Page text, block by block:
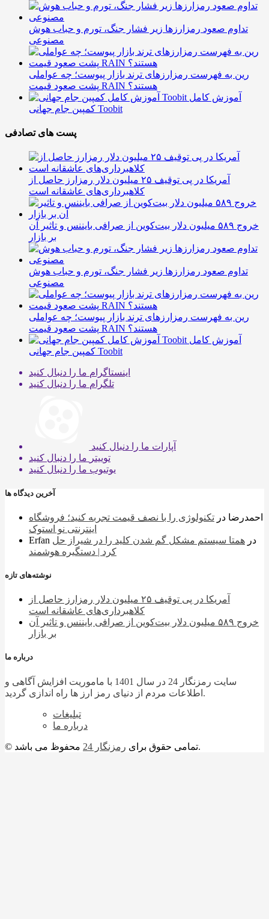
تداوم صعود رمزارزها زیر فشار جنگ، تورم و حباب هوش
مصنوعی
رین به فهرست رمزارزهای ترند بازار پیوست؛ چه عواملی
پشت صعود قیمت RAIN هستند؟
آموزش کامل
کمپین جام جهانی Toobit
پست های تصادفی
آمریکا در پی توقیف ۲۵ میلیون دلار رمزارز حاصل از
کلاهبرداری‌های عاشقانه است
خروج ۵۸۹ میلیون دلار بیت‌کوین از صرافی بایننس و تاثیر آن
بر بازار
تداوم صعود رمزارزها زیر فشار جنگ، تورم و حباب هوش
مصنوعی
رین به فهرست رمزارزهای ترند بازار پیوست؛ چه عواملی
پشت صعود قیمت RAIN هستند؟
آموزش کامل
کمپین جام جهانی Toobit
اینستاگرام ما را دنبال کنید
تلگرام ما را دنبال کنید
آپارات ما را دنبال کنید
توییتر ما را دنبال کنید
یوتیوب ما را دنبال کنید
آخرین دیدگاه ها
احمدرضا در تکنولوژی را با نصف قیمت تجربه کنید؛ فروشگاه
اینترنتی نو استوک
Erfan
در همتا سیستم مشکل گم شدن کلید را در شیراز حل
کرد | دستگیره هوشمند
نوشته‌های تازه
آمریکا در پی توقیف ۲۵ میلیون دلار رمزارز حاصل از
کلاهبرداری‌های عاشقانه است
خروج ۵۸۹ میلیون دلار بیت‌کوین از صرافی بایننس و تاثیر آن
بر بازار
درباره ما
سایت رمزنگار 24 در سال 1401 با ماموریت افزایش آگاهی و
اطلاعات مردم از دنیای رمز ارز ها راه اندازی گردید.
تبلیغات
درباره ما
© تمامی حقوق برای رمزنگار 24 محفوظ می باشد.